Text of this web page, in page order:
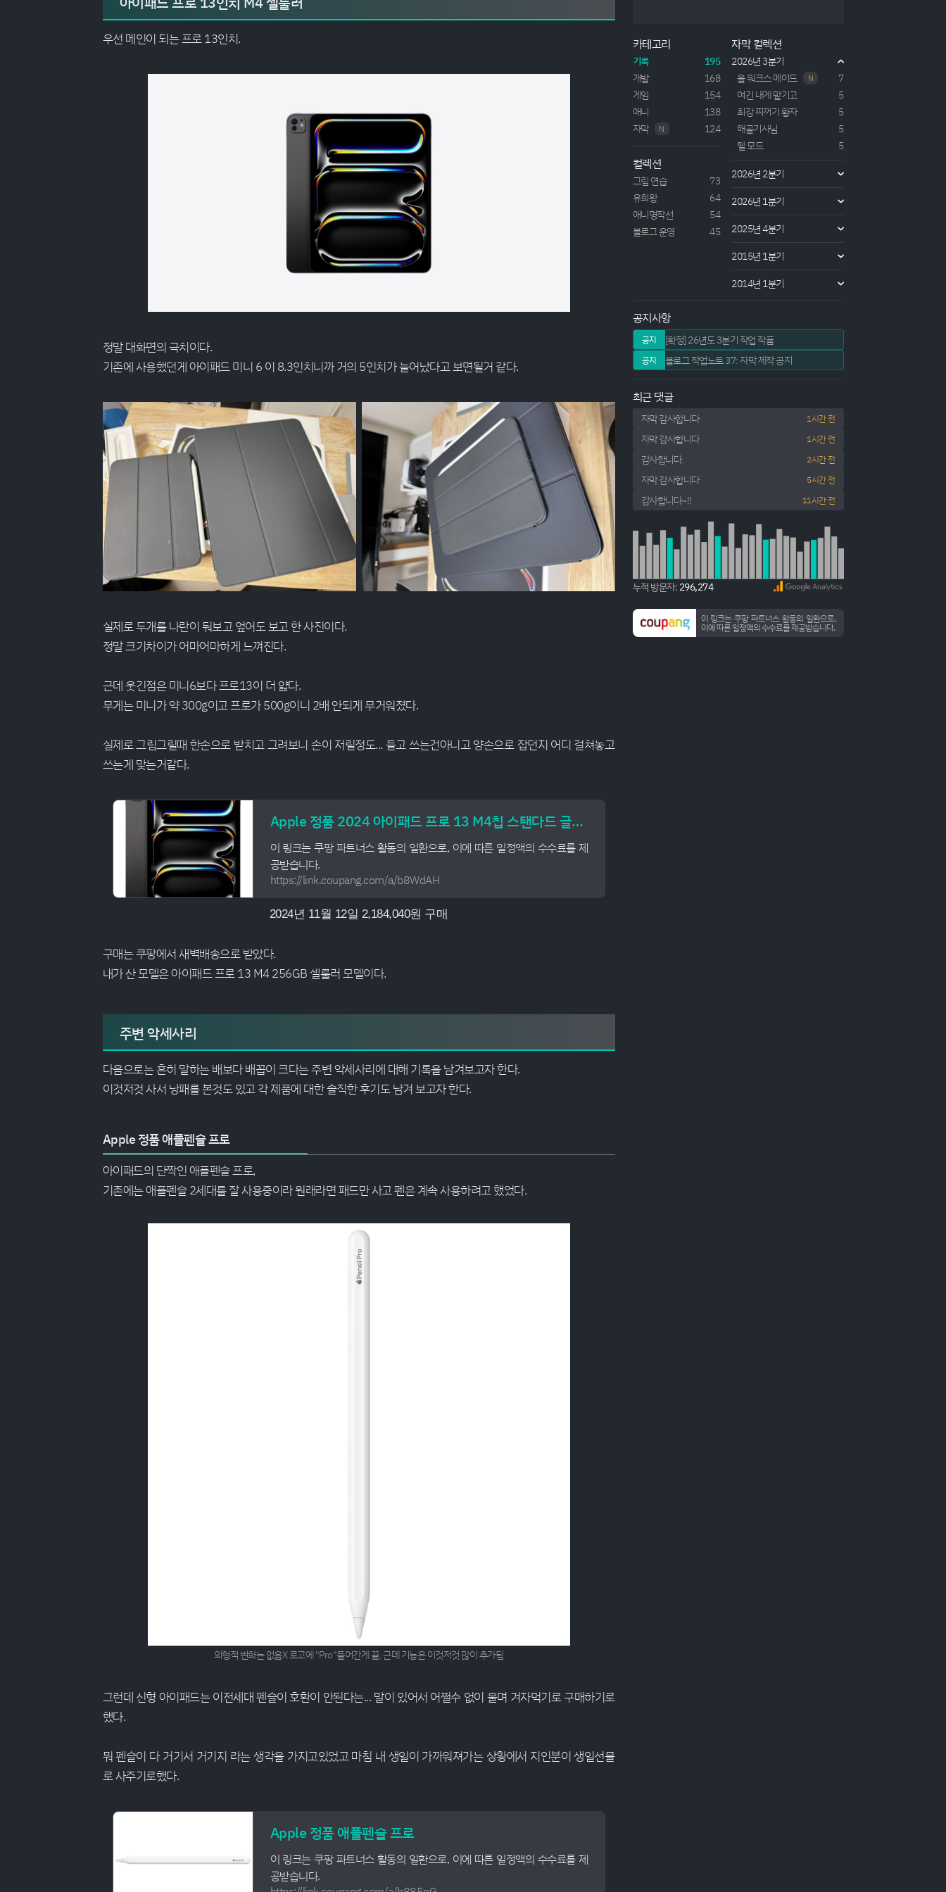
우선 메인이 되는 프로 13인치.
정말 대화면의 극치이다.
기존에 사용했던게 아이패드 미니 6 이 8.3인치니까 거의 5인치가 늘어났다고 보면될거 같다.
실제로 두개를 나란이 둬보고 엎어도 보고 한 사진이다.
정말 크기차이가 어마어마하게 느껴진다.
근데 웃긴점은 미니6보다 프로13이 더 얇다.
무게는 미니가 약 300g이고 프로가 500g이니 2배 안되게 무거워졌다.
실제로 그림그릴때 한손으로 받치고 그려보니 손이 저릴정도... 들고 쓰는건아니고 양손으로 잡던지 어디 걸쳐놓고
쓰는게 맞는거같다.
Apple 정품 2024 아이패드 프로 13 M4칩 스탠다드 글래스
이 링크는 쿠팡 파트너스 활동의 일환으로, 이에 따른 일정액의 수수료를 제
공받습니다.
https://link.coupang.com/a/b8WdAH
2024년 11월 12일 2,184,040원 구매
구매는 쿠팡에서 새벽배송으로 받았다.
내가 산 모델은 아이패드 프로 13 M4 256GB 셀룰러 모델이다.
주변 악세사리
다음으로는 흔히 말하는 배보다 배꼽이 크다는 주변 악세사리에 대해 기록을 남겨보고자 한다.
이것저것 사서 낭패를 본것도 있고 각 제품에 대한 솔직한 후기도 남겨 보고자 한다.
Apple 정품 애플펜슬 프로
아이패드의 단짝인 애플펜슬 프로,
기존에는 애플펜슬 2세대를 잘 사용중이라 원래라면 패드만 사고 펜은 계속 사용하려고 했었다.
외형적 변화는 없음X 로고에 "Pro"들어간게 끝, 근데 기능은 이것저것 많이 추가됨
그런데 신형 아이패드는 이전세대 펜슬이 호환이 안된다는... 말이 있어서 어쩔수 없이 울며 겨자먹기로 구매하기로
했다.
뭐 펜슬이 다 거기서 거기지 라는 생각을 가지고있었고 마침 내 생일이 가까워져가는 상황에서 지인분이 생일선물
로 사주기로했다.
Apple 정품 애플펜슬 프로
이 링크는 쿠팡 파트너스 활동의 일환으로, 이에 따른 일정액의 수수료를 제
공받습니다.
되고, 시간을 거슬러올라가 죽지않는 미래를 위해 다
시 인생 2회차를 살아가는 애니이다. 주인공 질 사벨
은 후작 7남매의 일원으로써 10살의 나이에 왕국의
왕태자로...
카테고리
기록
195
개발
168
게임
154
애니
138
자막
N 124
컬렉션
그림 연습
73
유희왕
64
애니명작선
54
블로그 운영
45
자막 컬렉션
2026년 3분기
올 워크스 메이드
N
7
여긴 내게 맡기고
5
최강 찌꺼기 황자
5
해골기사님
5
헬 모드
5
2026년 2분기
2026년 1분기
2025년 4분기
2015년 1분기
2014년 1분기
공지사항
공지 [확정] 26년도 3분기 작업 작품
공지 블로그 작업노트 37: 자막 제작 공지
최근 댓글
자막 감사합니다 1시간 전
자막 감사합니다 1시간 전
감사합니다. 2시간 전
자막 감사합니다 5시간 전
감사합니다~!! 11시간 전
누적 방문자: 296,274
이 링크는 쿠팡 파트너스 활동의 일환으로,
이에 따른 일정액의 수수료를 제공받습니다.